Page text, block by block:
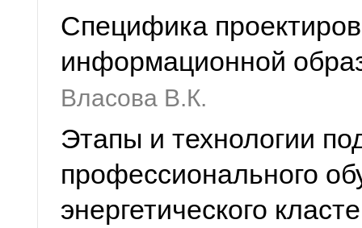
Специфика
информационной
Власова В.К.
Этапы и технологии
профессионального
энергетического